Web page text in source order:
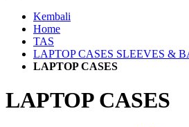
Kembali
Home
TAS
LAPTOP CASES SLEEVES &
LAPTOP CASES
LAPTOP CASES